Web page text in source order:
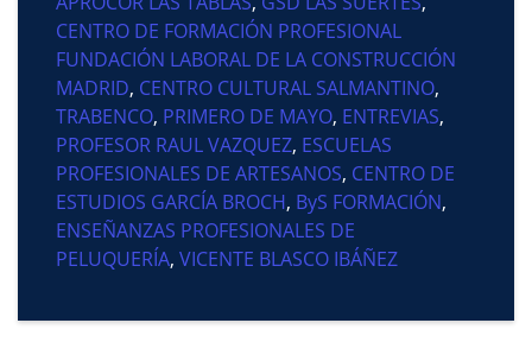
CENTRO DE FORMACIÓN PROFESIONAL
FUNDACIÓN LABORAL DE LA CONSTRUCCIÓN
MADRID, CENTRO CULTURAL SALMANTINO,
TRABENCO, PRIMERO DE MAYO, ENTREVIAS,
PROFESOR RAUL VAZQUEZ, ESCUELAS
PROFESIONALES DE ARTESANOS, CENTRO DE
ESTUDIOS GARCÍA BROCH, ByS FORMACIÓN,
ENSEÑANZAS PROFESIONALES DE
PELUQUERÍA, VICENTE BLASCO IBÁÑEZ